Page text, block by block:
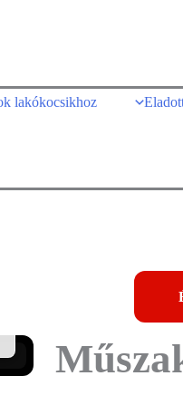
lakókocsikhoz